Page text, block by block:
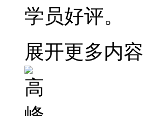
学员好评。
展开更多内容